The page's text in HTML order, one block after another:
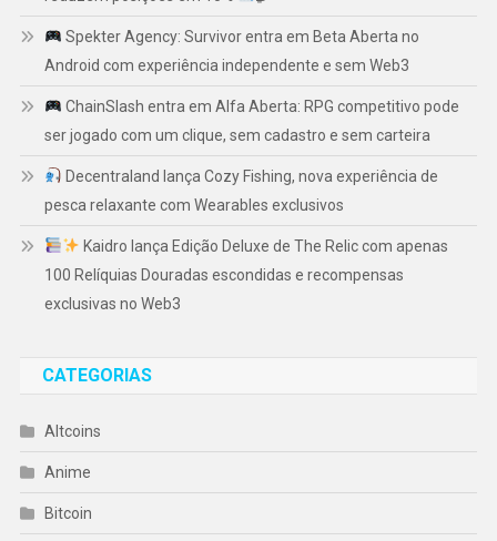
Spekter Agency: Survivor entra em Beta Aberta no
Android com experiência independente e sem Web3
ChainSlash entra em Alfa Aberta: RPG competitivo pode
ser jogado com um clique, sem cadastro e sem carteira
Decentraland lança Cozy Fishing, nova experiência de
pesca relaxante com Wearables exclusivos
Kaidro lança Edição Deluxe de The Relic com apenas
100 Relíquias Douradas escondidas e recompensas
exclusivas no Web3
CATEGORIAS
Altcoins
Anime
Bitcoin